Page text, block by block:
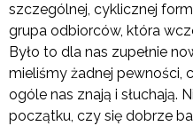
szczególnej, cyklicznej
grupa odbiorców, która
Było to dla nas zupełnie
mieliśmy żadnej pewności,
ogóle nas znają i słuchają.
początku, czy się dobrze